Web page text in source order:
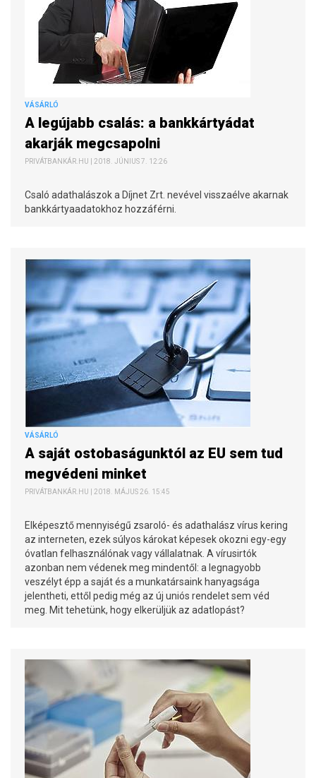
VÁSÁRLÓ
A legújabb csalás: a bankkártyádat
akarják megcsapolni
PRIVÁTBANKÁR.HU | 2018. JÚNIUS 7. 12:26
Csaló adathalászok a Díjnet Zrt. nevével visszaélve akarnak
bankkártyaadatokhoz hozzáférni.
VÁSÁRLÓ
A saját ostobaságunktól az EU sem tud
megvédeni minket
PRIVÁTBANKÁR.HU | 2018. MÁJUS 26. 15:45
Elképesztő mennyiségű zsaroló- és adathalász vírus kering
az interneten, ezek súlyos károkat képesek okozni egy-egy
óvatlan felhasználónak vagy vállalatnak. A vírusirtók
azonban nem védenek meg mindentől: a legnagyobb
veszélyt épp a saját és a munkatársaink hanyagsága
jelentheti, ettől pedig még az új uniós rendelet sem véd
meg. Mit tehetünk, hogy elkerüljük az adatlopást?